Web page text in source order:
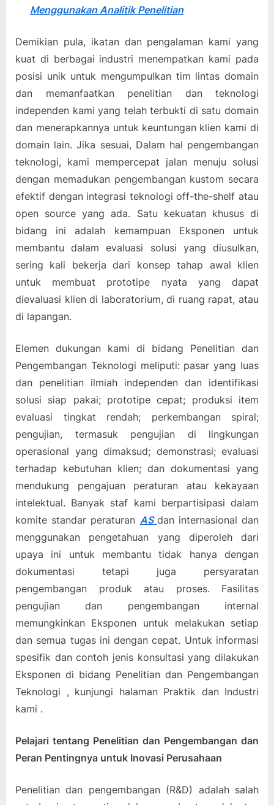
Menggunakan Analitik Penelitian
Demikian pula, ikatan dan pengalaman kami yang
kuat di berbagai industri menempatkan kami pada
posisi unik untuk mengumpulkan tim lintas domain
dan memanfaatkan penelitian dan teknologi
independen kami yang telah terbukti di satu domain
dan menerapkannya untuk keuntungan klien kami di
domain lain. Jika sesuai, Dalam hal pengembangan
teknologi, kami mempercepat jalan menuju solusi
dengan memadukan pengembangan kustom secara
efektif dengan integrasi teknologi off-the-shelf atau
open source yang ada. Satu kekuatan khusus di
bidang ini adalah kemampuan Eksponen untuk
membantu dalam evaluasi solusi yang diusulkan,
sering kali bekerja dari konsep tahap awal klien
untuk membuat prototipe nyata yang dapat
dievaluasi klien di laboratorium, di ruang rapat, atau
di lapangan.
Elemen dukungan kami di bidang Penelitian dan
Pengembangan Teknologi meliputi: pasar yang luas
dan penelitian ilmiah independen dan identifikasi
solusi siap pakai; prototipe cepat; produksi item
evaluasi tingkat rendah; perkembangan spiral;
pengujian, termasuk pengujian di lingkungan
operasional yang dimaksud; demonstrasi; evaluasi
terhadap kebutuhan klien; dan dokumentasi yang
mendukung pengajuan peraturan atau kekayaan
intelektual. Banyak staf kami berpartisipasi dalam
komite standar peraturan AS dan internasional dan
menggunakan pengetahuan yang diperoleh dari
upaya ini untuk membantu tidak hanya dengan
dokumentasi tetapi juga persyaratan
pengembangan produk atau proses. Fasilitas
pengujian dan pengembangan internal
memungkinkan Eksponen untuk melakukan setiap
dan semua tugas ini dengan cepat. Untuk informasi
spesifik dan contoh jenis konsultasi yang dilakukan
Eksponen di bidang Penelitian dan Pengembangan
Teknologi , kunjungi halaman Praktik dan Industri
kami .
Pelajari tentang Penelitian dan Pengembangan dan
Peran Pentingnya untuk Inovasi Perusahaan
Penelitian dan pengembangan (R&D) adalah salah